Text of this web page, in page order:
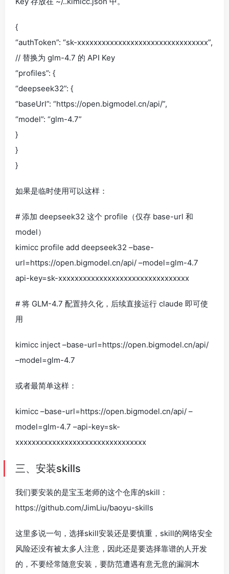
{
“authToken”: “sk-xxxxxxxxxxxxxxxxxxxxxxxxxxxxxxxx”,
// 替换为 glm-4.7 的 API Key
“profiles”: {
“deepseek32”: {
“baseUrl”: “https://open.bigmodel.cn/api/”,
“model”: “glm-4.7”
}
}
}
如果是临时使用可以这样：
# 添加 deepseek32 这个 profile（仅存 base-url 和
model）
kimicc profile add deepseek32 –base-
url=https://open.bigmodel.cn/api/ –model=glm-4.7
api-key=sk-xxxxxxxxxxxxxxxxxxxxxxxxxxxxxxxx
# 将 GLM-4.7 配置持久化，后续直接运行 claude 即可使
用
kimicc inject –base-url=https://open.bigmodel.cn/api/
–model=glm-4.7
或者最简单这样：
kimicc –base-url=https://open.bigmodel.cn/api/ –
model=glm-4.7 –api-key=sk-
xxxxxxxxxxxxxxxxxxxxxxxxxxxxxxxx
三、安装skills
我们要安装的是宝玉老师的这个仓库的skill：
https://github.com/JimLiu/baoyu-skills
这里多说一句，选择skill安装还是要慎重，skill的网络安全
风险还没有被太多人注意，因此还是要选择靠谱的人开发
的，不要经常随意安装，要防范遭遇有意无意的漏洞木